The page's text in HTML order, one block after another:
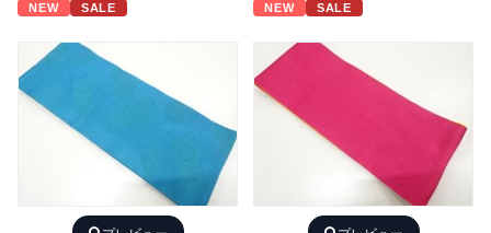
NEW SALE NEW SALE